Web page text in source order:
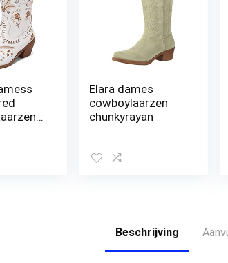
Elara dames
cowboylaarzen
chunkyrayan
Beschrijving